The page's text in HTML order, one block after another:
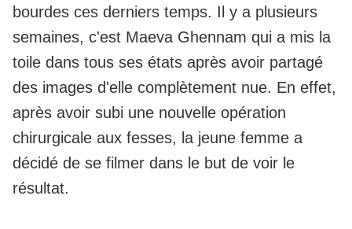
bourdes ces derniers temps. Il y a plusieurs
semaines, c'est Maeva Ghennam qui a mis la
toile dans tous ses états après avoir partagé
des images d'elle complètement nue. En effet,
après avoir subi une nouvelle opération
chirurgicale aux fesses, la jeune femme a
décidé de se filmer dans le but de voir le
résultat.